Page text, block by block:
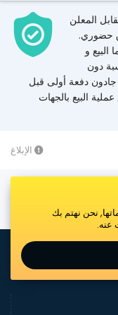
المعلن
حضوري.
و
دون
دفعة أولى قبل
البيع بالجهات
الإبلاغ
نحن نهتم بك
عنه.